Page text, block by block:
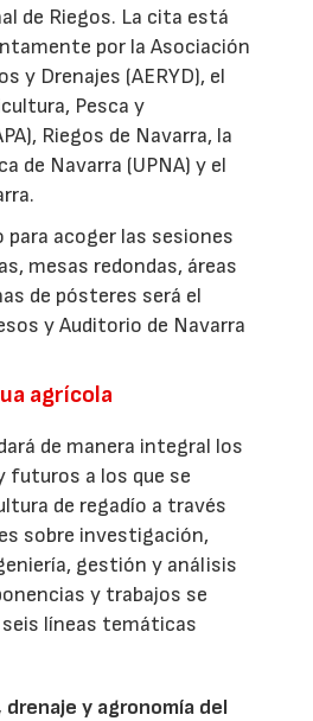
de Riegos. La cita está
por la Asociación
y Drenajes (AERYD), el
Pesca y
Riegos de Navarra, la
de Navarra (UPNA) y el
para acoger las sesiones
mesas redondas, áreas
de pósteres será el
y Auditorio de Navarra
agrícola
de manera integral los
futuros a los que se
de regadío a través
sobre investigación,
gestión y análisis
y trabajos se
líneas temáticas
drenaje y agronomía del